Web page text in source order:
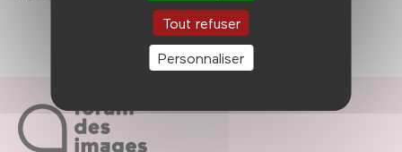
Tout refuser
Personnaliser